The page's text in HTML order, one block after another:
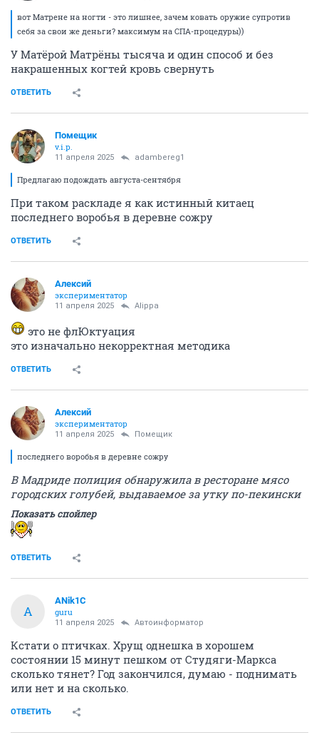
вот Матрене на ногти - это лишнее, зачем ковать оружие супротив
себя за свои же деньги? максимум на СПА-процедуры))
У Матёрой Матрёны тысяча и один способ и без
накрашенных когтей кровь свернуть
ОТВЕТИТЬ
Помещик
v.i.p.
11 апреля 2025 adambereg1
Предлагаю подождать августа-сентября
При таком раскладе я как истинный китаец
последнего воробья в деревне сожру
ОТВЕТИТЬ
Алексий
экспериментатор
11 апреля 2025 Alippa
это не флЮктуация
это изначально некорректная методика
ОТВЕТИТЬ
Алексий
экспериментатор
11 апреля 2025 Помещик
последнего воробья в деревне сожру
В Мадриде полиция обнаружила в ресторане мясо
городских голубей, выдаваемое за утку по-пекински
Показать спойлер
ОТВЕТИТЬ
A
ANik1C
guru
11 апреля 2025 Автоинформатор
Кстати о птичках. Хрущ однешка в хорошем
состоянии 15 минут пешком от Студяги-Маркса
сколько тянет? Год закончился, думаю - поднимать
или нет и на сколько.
ОТВЕТИТЬ